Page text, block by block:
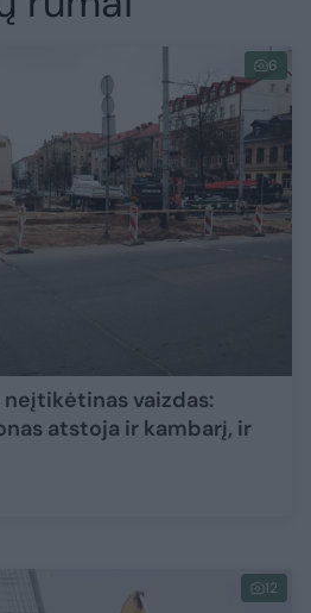
6
neįtikėtinas vaizdas:
atstoja ir kambarį, ir
12